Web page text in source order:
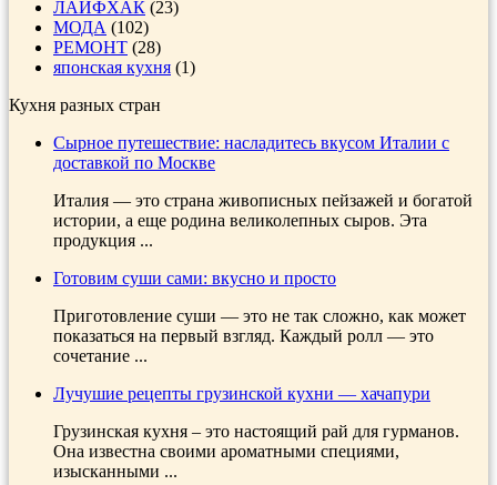
ЛАЙФХАК (23)
МОДА (102)
РЕМОНТ (28)
японская кухня (1)
Кухня разных стран
Сырное путешествие: насладитесь вкусом Италии с
доставкой по Москве
Италия — это страна живописных пейзажей и богатой
истории, а еще родина великолепных сыров. Эта
продукция ...
Готовим суши сами: вкусно и просто
Приготовление суши — это не так сложно, как может
показаться на первый взгляд. Каждый ролл — это
сочетание ...
Лучушие рецепты грузинской кухни — хачапури
Грузинская кухня – это настоящий рай для гурманов.
Она известна своими ароматными специями,
изысканными ...